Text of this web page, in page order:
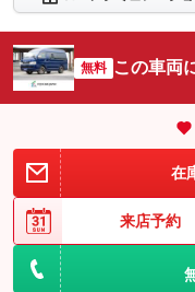
無料 この車両
在
来店予約